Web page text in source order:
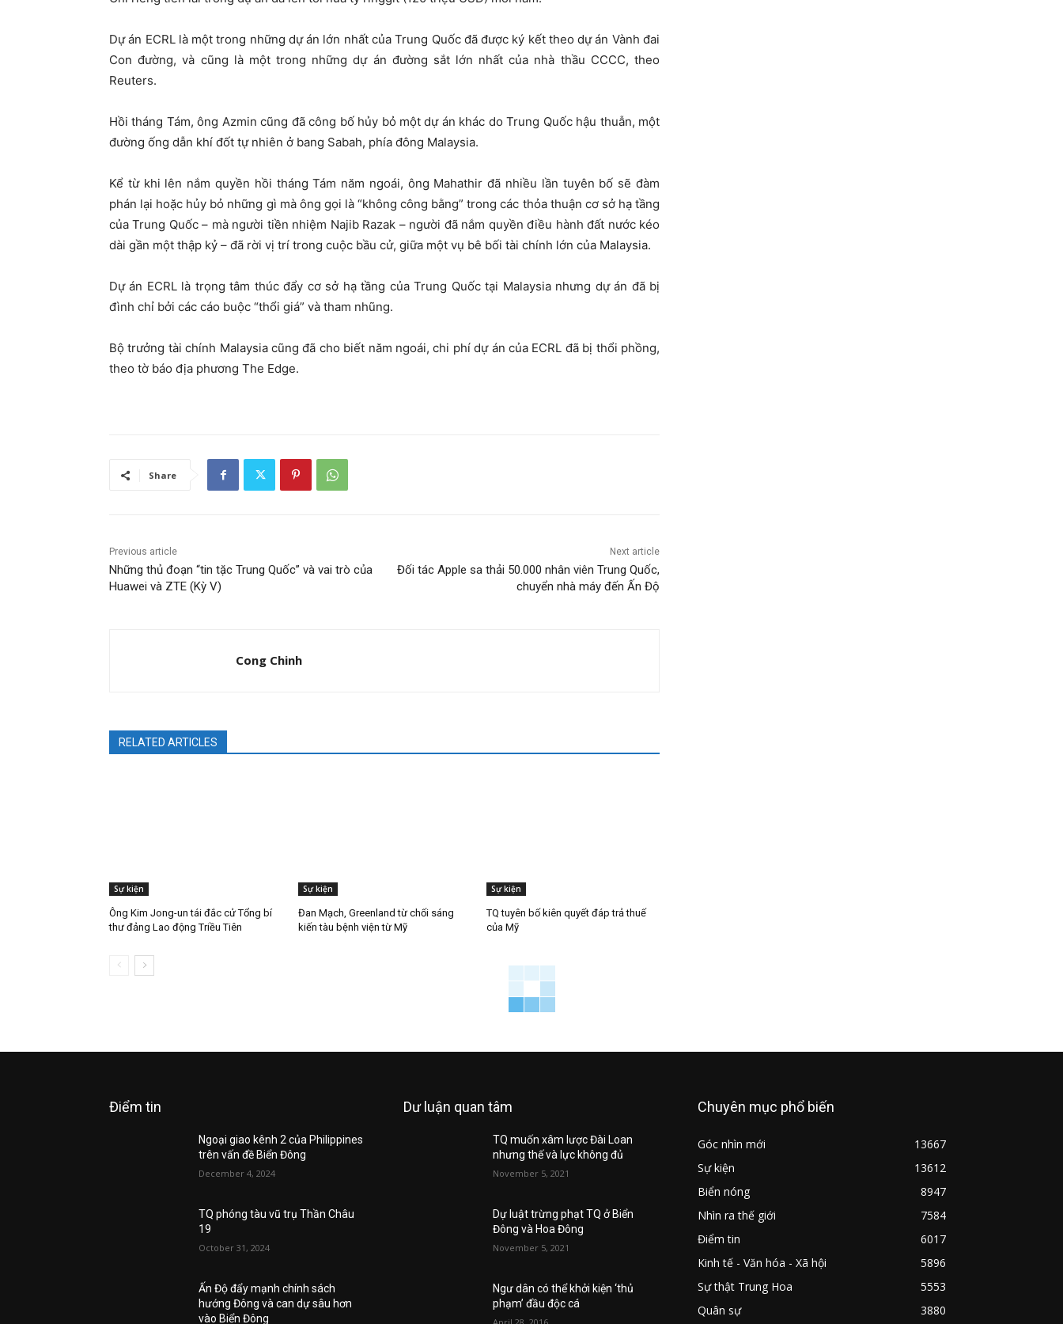
Dự án ECRL là một trong những dự án lớn nhất của Trung Quốc đã được ký kết theo dự án Vành đai
Con đường, và cũng là một trong những dự án đường sắt lớn nhất của nhà thầu CCCC, theo
Reuters.
Hồi tháng Tám, ông Azmin cũng đã công bố hủy bỏ một dự án khác do Trung Quốc hậu thuẫn, một
đường ống dẫn khí đốt tự nhiên ở bang Sabah, phía đông Malaysia.
Kể từ khi lên nắm quyền hồi tháng Tám năm ngoái, ông Mahathir đã nhiều lần tuyên bố sẽ đàm
phán lại hoặc hủy bỏ những gì mà ông gọi là “không công bằng” trong các thỏa thuận cơ sở hạ tầng
của Trung Quốc – mà người tiền nhiệm Najib Razak – người đã nắm quyền điều hành đất nước kéo
dài gần một thập kỷ – đã rời vị trí trong cuộc bầu cử, giữa một vụ bê bối tài chính lớn của Malaysia.
Dự án ECRL là trọng tâm thúc đẩy cơ sở hạ tầng của Trung Quốc tại Malaysia nhưng dự án đã bị
đình chỉ bởi các cáo buộc “thổi giá” và tham nhũng.
Bộ trưởng tài chính Malaysia cũng đã cho biết năm ngoái, chi phí dự án của ECRL đã bị thổi phồng,
theo tờ báo địa phương The Edge.
Share
Previous article
Những thủ đoạn “tin tặc Trung Quốc” và vai trò của
Huawei và ZTE (Kỳ V)
Next article
Đối tác Apple sa thải 50.000 nhân viên Trung Quốc,
chuyển nhà máy đến Ấn Độ
Cong Chinh
RELATED ARTICLES
Sự kiện
Ông Kim Jong-un tái đắc cử Tổng bí
thư đảng Lao động Triều Tiên
Sự kiện
Đan Mạch, Greenland từ chối sáng
kiến tàu bệnh viện từ Mỹ
Sự kiện
TQ tuyên bố kiên quyết đáp trả thuế
của Mỹ
Điểm tin
Ngoại giao kênh 2 của Philippines
trên vấn đề Biển Đông
December 4, 2024
TQ phóng tàu vũ trụ Thần Châu
19
October 31, 2024
Ấn Độ đẩy mạnh chính sách
hướng Đông và can dự sâu hơn
vào Biển Đông
Dư luận quan tâm
TQ muốn xâm lược Đài Loan
nhưng thế và lực không đủ
November 5, 2021
Dự luật trừng phạt TQ ở Biển
Đông và Hoa Đông
November 5, 2021
Ngư dân có thể khởi kiện ‘thủ
phạm’ đầu độc cá
Chuyên mục phổ biến
Góc nhìn mới
13667
Sự kiện
13612
Biển nóng
8947
Nhìn ra thế giới
7584
Điểm tin
6017
Kinh tế - Văn hóa - Xã hội
5896
Sự thật Trung Hoa
5553
Quân sự
3880